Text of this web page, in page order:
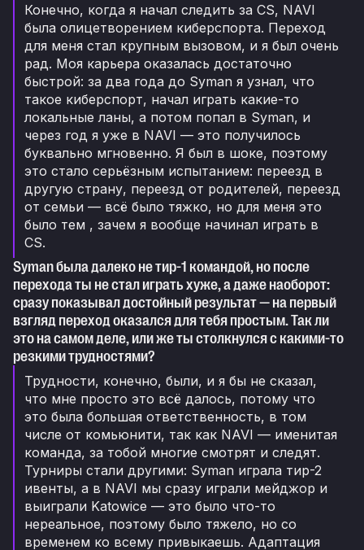
Конечно, когда я начал следить за CS, NAVI
была олицетворением киберспорта. Переход
для меня стал крупным вызовом, и я был очень
рад. Моя карьера оказалась достаточно
быстрой: за два года до Syman я узнал, что
такое киберспорт, начал играть какие-то
локальные ланы, а потом попал в Syman, и
через год я уже в NAVI — это получилось
буквально мгновенно. Я был в шоке, поэтому
это стало серьёзным испытанием: переезд в
другую страну, переезд от родителей, переезд
от семьи — всё было тяжко, но для меня это
было тем , зачем я вообще начинал играть в
CS.
Syman была далеко не тир-1 командой, но после
перехода ты не стал играть хуже, а даже наоборот:
сразу показывал достойный результат — на первый
взгляд переход оказался для тебя простым. Так ли
это на самом деле, или же ты столкнулся с какими-то
резкими трудностями?
Трудности, конечно, были, и я бы не сказал,
что мне просто это всё далось, потому что
это была большая ответственность, в том
числе от комьюнити, так как NAVI — именитая
команда, за тобой многие смотрят и следят.
Турниры стали другими: Syman играла тир-2
ивенты, а в NAVI мы сразу играли мейджор и
выиграли Katowice — это было что-то
нереальное, поэтому было тяжело, но со
временем ко всему привыкаешь. Адаптация